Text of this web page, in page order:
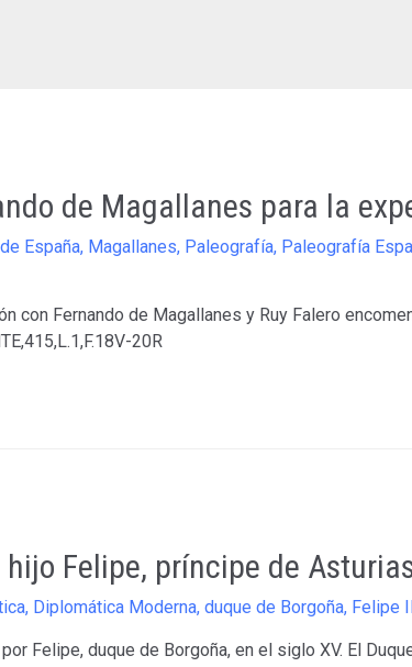
de Magallanes para la
España, Magallanes, Paleografía, Paleografía
con Fernando de Magallanes y Ruy Falero
20R
Felipe, príncipe de
, Diplomática Moderna, duque de Borgoña, Felipe
Felipe, duque de Borgoña, en el siglo XV. El